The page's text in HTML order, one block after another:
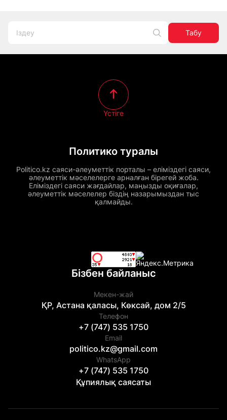
Табу
Политико туралы
Politico.kz саяси-әлеуметтік порталы – еліміздегі саяси,
әлеуметтік мәселелерге арналған бірегей жоба.
Еліміздегі саяси жағдайлар, маңызды оқиғалар,
әлеуметтік мәселелер біздің назарымыздан тыс
қалмайды.
Үстіге
Бізбен байланыс
Мекен-жай
ҚР, Астана қаласы, Көксай, дом 2/5
Телефон
+7 (747) 535 1750
Email
politico.kz@gmail.com
WhatsApp
+7 (747) 535 1750
Құпиялық саясаты